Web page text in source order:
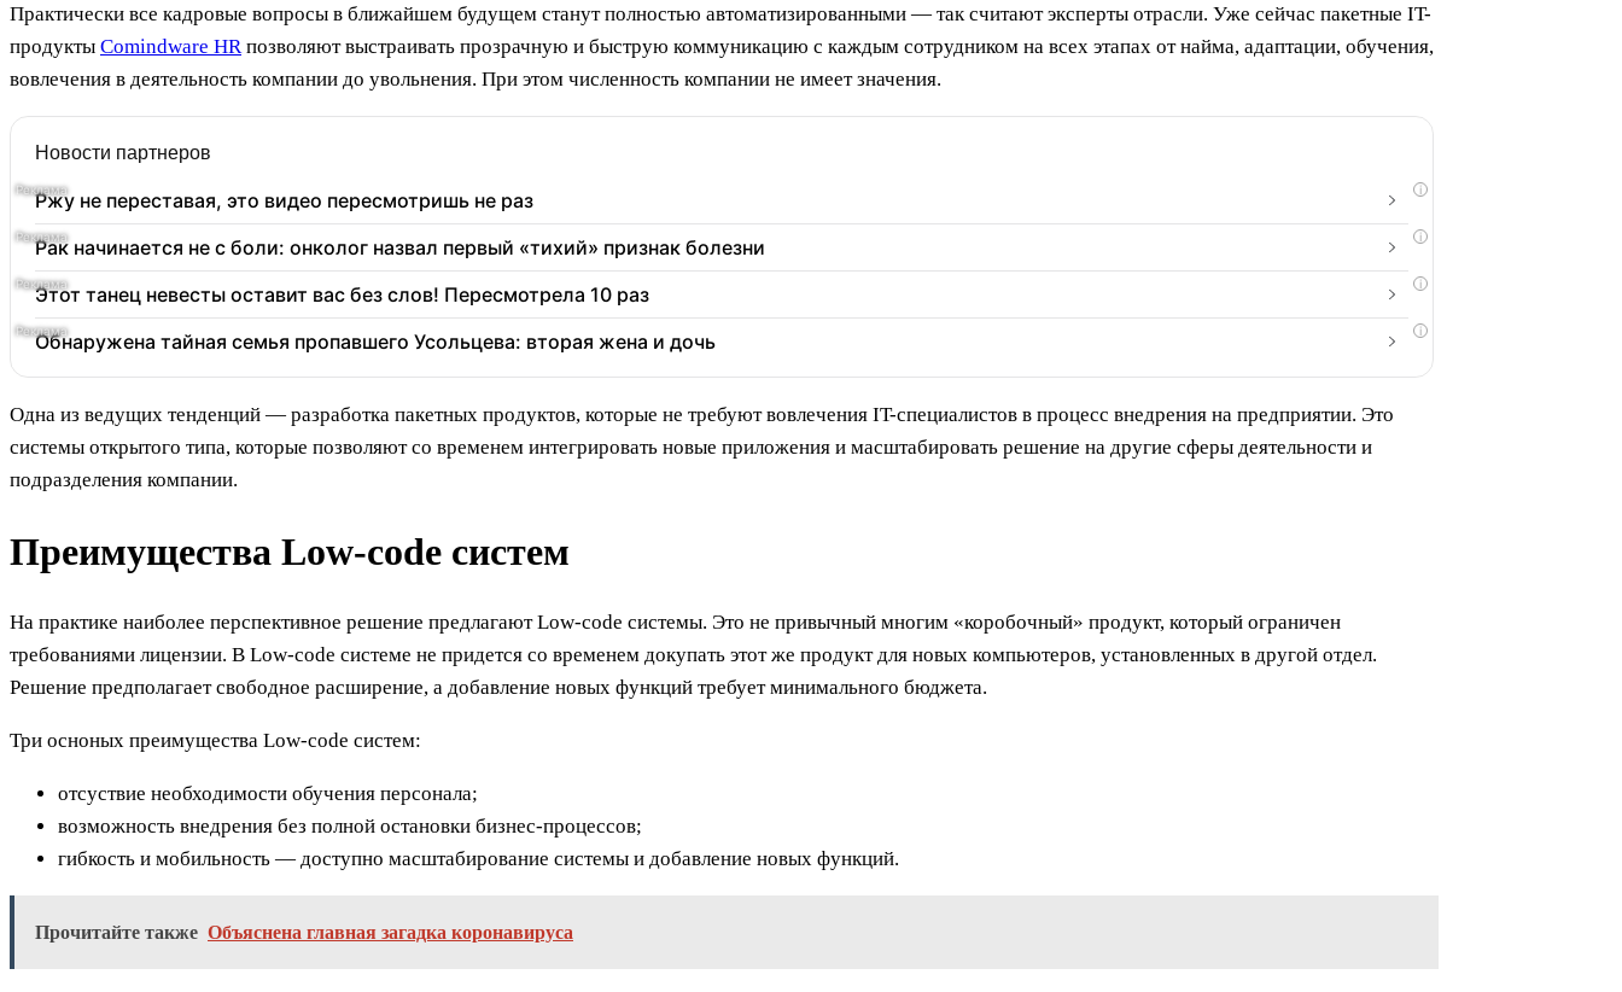
Практически все кадровые вопросы в ближайшем будущем станут полностью автоматизированными — так считают эксперты отрасли. Уже сейчас пакетные IT-
продукты Comindware HRпозволяют выстраивать прозрачную и быструю коммуникацию с каждым сотрудником на всех этапах от найма, адаптации, обучения,
вовлечения в деятельность компании до увольнения. При этом численность компании не имеет значения.
Новости партнеров
i
Ржу не переставая, это видео пересмотришь не раз
i
Рак начинается не с боли: онколог назвал первый «тихий» признак болезни
i
Этот танец невесты оставит вас без слов! Пересмотрела 10 раз
i
Обнаружена тайная семья пропавшего Усольцева: вторая жена и дочь
Одна из ведущих тенденций — разработка пакетных продуктов, которые не требуют вовлечения IT-специалистов в процесс внедрения на предприятии. Это
системы открытого типа, которые позволяют со временем интегрировать новые приложения и масштабировать решение на другие сферы деятельности и
подразделения компании.
Преимущества Low-code систем
На практике наиболее перспективное решение предлагают Low-code системы. Это не привычный многим «коробочный» продукт, который ограничен
требованиями лицензии. В Low-code системе не придется со временем докупать этот же продукт для новых компьютеров, установленных в другой отдел.
Решение предполагает свободное расширение, а добавление новых функций требует минимального бюджета.
Три осноных преимущества Low-code систем:
отсуствие необходимости обучения персонала;
возможность внедрения без полной остановки бизнес-процессов;
гибкость и мобильность — доступно масштабирование системы и добавление новых функций.
Прочитайте также Объяснена главная загадка коронавируса